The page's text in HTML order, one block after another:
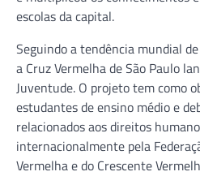
escolas da capital.
Seguindo a tendência mundial
a Cruz Vermelha de São Paulo
Juventude. O projeto tem como
estudantes de ensino médio e
relacionados aos direitos
internacionalmente pela
Vermelha e do Crescente